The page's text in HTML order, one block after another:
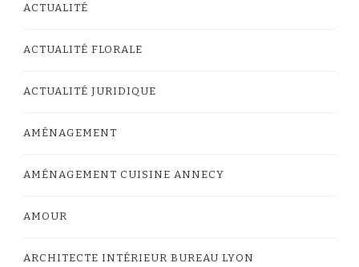
ACTUALITÉ
ACTUALITÉ FLORALE
ACTUALITÉ JURIDIQUE
AMÉNAGEMENT
AMÉNAGEMENT CUISINE ANNECY
AMOUR
ARCHITECTE INTÉRIEUR BUREAU LYON